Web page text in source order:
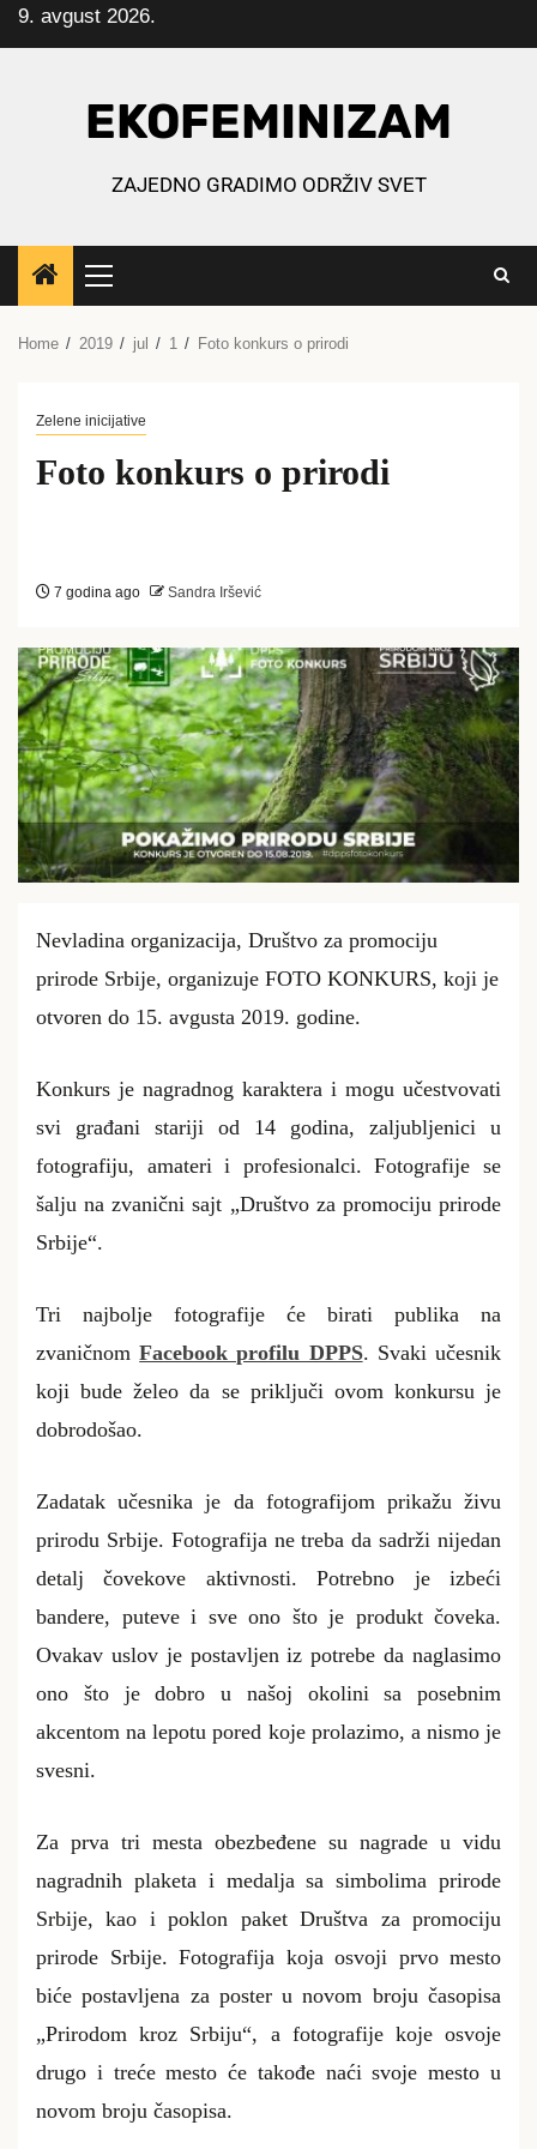
Skip
to
9. avgust 2026.
EKOFEMINIZAM
ZAJEDNO GRADIMO ODRŽIV SVET
Primary
Menu
Home 2019 jul 1 Foto konkurs o prirodi
Zelene inicijative
Foto konkurs o prirodi
7 godina ago Sandra Iršević
Nevladina organizacija, Društvo za promociju
prirode Srbije, organizuje FOTO KONKURS, koji je
otvoren do 15. avgusta 2019. godine.
Konkurs je nagradnog karaktera i mogu učestvovati
svi građani stariji od 14 godina, zaljubljenici u
fotografiju, amateri i profesionalci. Fotografije se
šalju na zvanični sajt „Društvo za promociju prirode
Srbije“.
Tri najbolje fotografije će birati publika na
zvaničnomFacebook profilu DPPS. Svaki učesnik
koji bude želeo da se priključi ovom konkursu je
dobrodošao.
Zadatak učesnika je da fotografijom prikažu živu
prirodu Srbije. Fotografija ne treba da sadrži nijedan
detalj čovekove aktivnosti. Potrebno je izbeći
bandere, puteve i sve ono što je produkt čoveka.
Ovakav uslov je postavljen iz potrebe da naglasimo
ono što je dobro u našoj okolini sa posebnim
akcentom na lepotu pored koje prolazimo, a nismo je
svesni.
Za prva tri mesta obezbeđene su nagrade u vidu
nagradnih plaketa i medalja sa simbolima prirode
Srbije, kao i poklon paket Društva za promociju
prirode Srbije. Fotografija koja osvoji prvo mesto
biće postavljena za poster u novom broju časopisa
„Prirodom kroz Srbiju“, a fotografije koje osvoje
drugo i treće mesto će takođe naći svoje mesto u
novom broju časopisa.